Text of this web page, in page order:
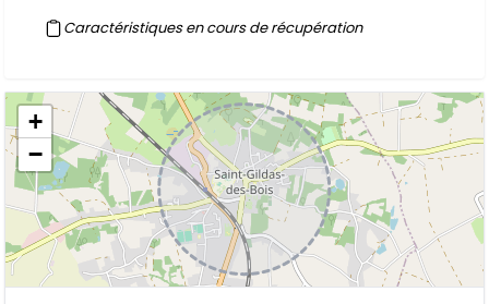
Caractéristiques en cours de récupération
+
−